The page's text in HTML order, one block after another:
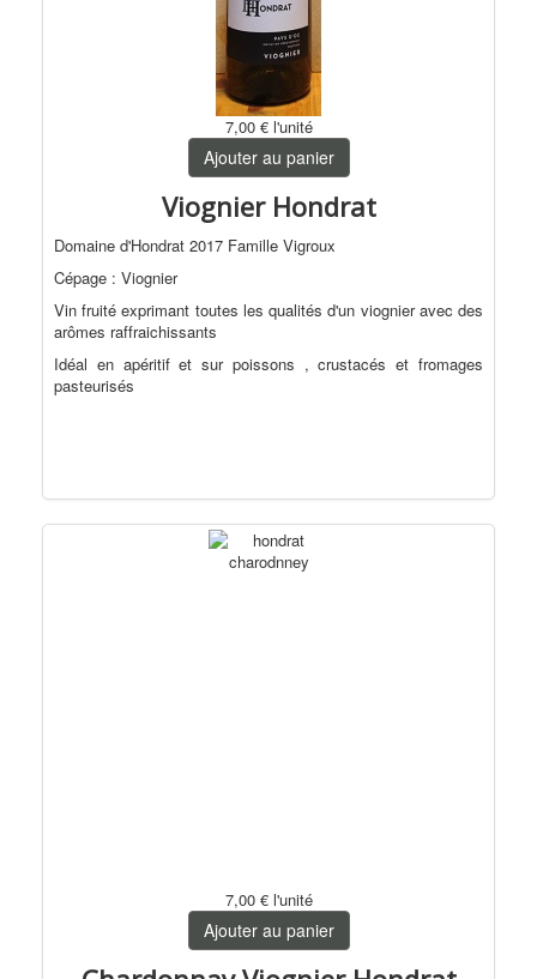
7,00 € l'unité
Ajouter au panier
Viognier Hondrat
Domaine d'Hondrat 2017 Famille Vigroux
Cépage : Viognier
Vin fruité exprimant toutes les qualités d'un viognier avec des
arômes raffraichissants
Idéal en apéritif et sur poissons , crustacés et fromages
pasteurisés
7,00 € l'unité
Ajouter au panier